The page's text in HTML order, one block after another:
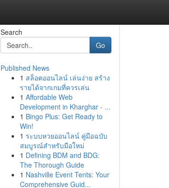
Search
Go
Published News
1 สล็อตออนไลน์ เล่นง่าย สร้าง
รายได้จากเกมที่ควรเล่น
1 Affordable Web
Development in Kharghar - ...
1 Bingo Plus: Get Ready to
Win!
1 ระบบหวยออนไลน์ คู่มือฉบับ
สมบูรณ์สำหรับมือใหม่
1 Defining BDM and BDG:
The Thorough Guide
1 Nashville Event Tents: Your
Comprehensive Guid...